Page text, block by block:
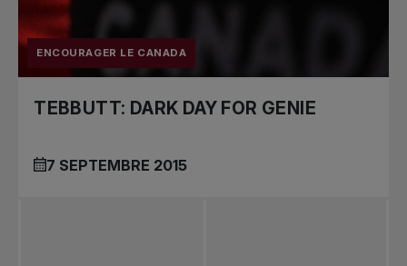
ENCOURAGER LE CANADA
TEBBUTT: DARK DAY FOR GENIE
7 SEPTEMBRE 2015